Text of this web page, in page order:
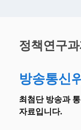
시
작
정책연구과
방송통신
최첨단 방송과
자료입니다.